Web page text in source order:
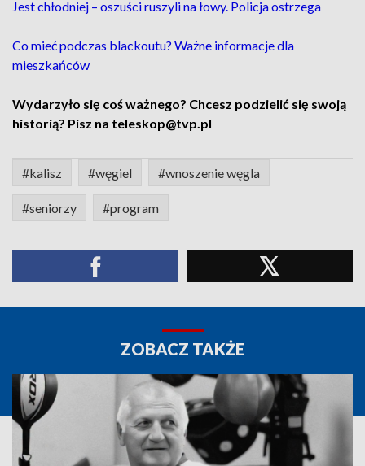
Jest chłodniej – oszuści ruszyli na łowy. Policja ostrzega
Co mieć podczas blackoutu? Ważne informacje dla
mieszkańców
Wydarzyło się coś ważnego? Chcesz podzielić się swoją
historią? Pisz na teleskop@tvp.pl
#kalisz #węgiel #wnoszenie węgla
#seniorzy #program
ZOBACZ TAKŻE